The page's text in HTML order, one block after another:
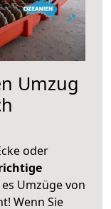
Umzug
oder
Umzüge von
Wenn Sie